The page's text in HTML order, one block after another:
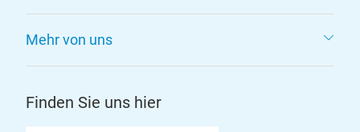
Mehr von uns
Finden Sie uns hier